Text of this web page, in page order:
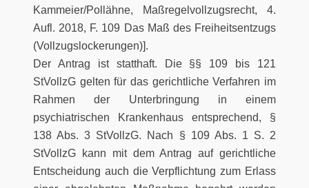
Kammeier/Pollähne, Maßregelvollzugsrecht, 4.
Aufl. 2018, F. 109 Das Maß des Freiheitsentzugs
(Vollzugslockerungen)].
Der Antrag ist statthaft. Die §§ 109 bis 121
StVollzG gelten für das gerichtliche Verfahren im
Rahmen der Unterbringung in einem
psychiatrischen Krankenhaus entsprechend, §
138 Abs. 3 StVollzG. Nach § 109 Abs. 1 S. 2
StVollzG kann mit dem Antrag auf gerichtliche
Entscheidung auch die Verpflichtung zum Erlass